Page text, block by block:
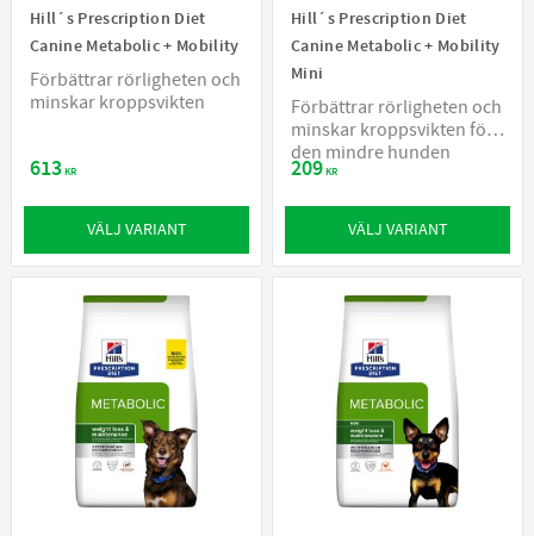
Hill´s Prescription Diet
Canine Metabolic + Mobility
Förbättrar rörligheten och
minskar kroppsvikten
613KR
VÄLJ VARIANT
Hill´s Prescription Diet
Canine Metabolic + Mobility
Mini
Förbättrar rörligheten och
minskar kroppsvikten för
den mindre hunden
209KR
VÄLJ VARIANT